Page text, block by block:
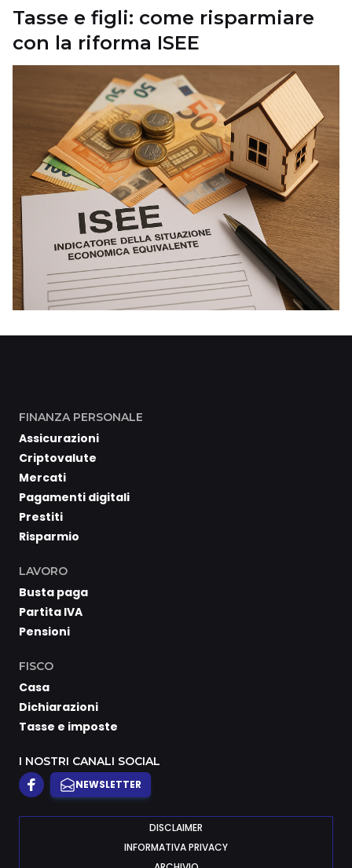
Tasse e figli: come risparmiare
con la riforma ISEE
FINANZA PERSONALE
Assicurazioni
Criptovalute
Mercati
Pagamenti digitali
Prestiti
Risparmio
LAVORO
Busta paga
Partita IVA
Pensioni
FISCO
Casa
Dichiarazioni
Tasse e imposte
I NOSTRI CANALI SOCIAL
NEWSLETTER
DISCLAIMER
INFORMATIVA PRIVACY